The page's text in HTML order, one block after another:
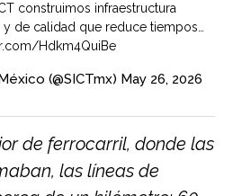
construimos infraestructura
y de calidad que reduce tiempos…
Hdkm4QuiBe
(@SICTmx) May 26, 2026
de ferrocarril, donde las
las líneas de